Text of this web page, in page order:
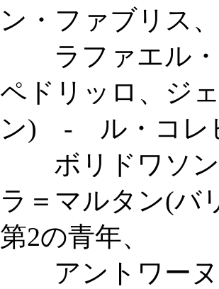
ン・ファブリス
ラファエル・
ペドリッロ、ジ
ン) - ル・コレ
ボリドワソン
ラ＝マルタン(
第2の青年、
アントワーヌ